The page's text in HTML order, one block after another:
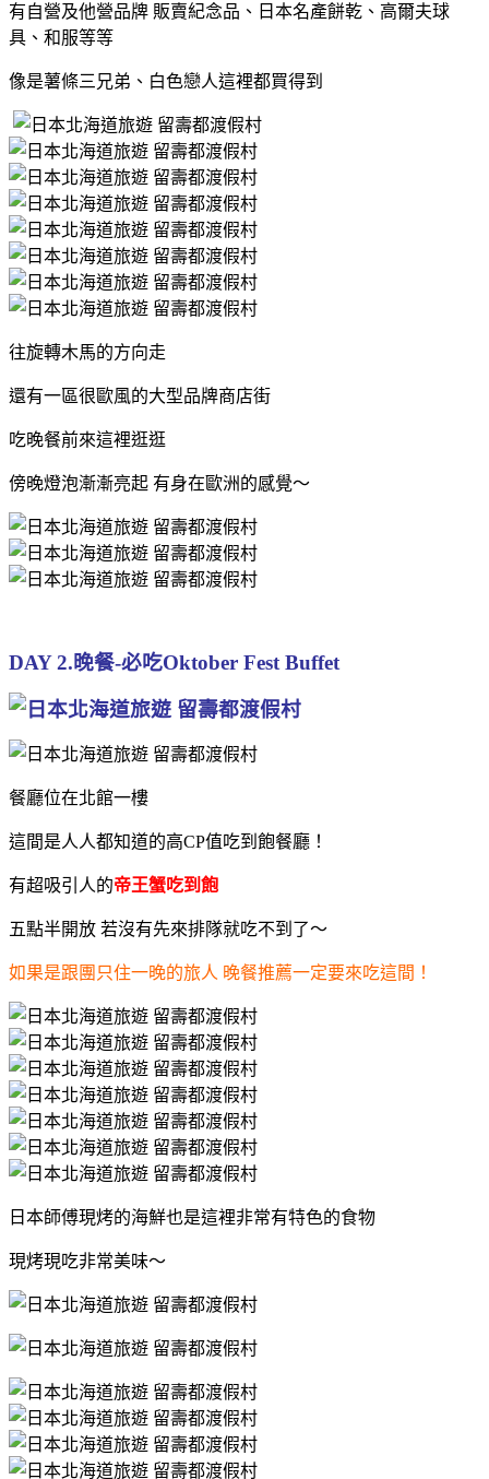
有自營及他營品牌 販賣紀念品、日本名產餅乾、高爾夫球
具、和服等等
像是薯條三兄弟、白色戀人這裡都買得到
往旋轉木馬的方向走
還有一區很歐風的大型品牌商店街
吃晚餐前來這裡逛逛
傍晚燈泡漸漸亮起 有身在歐洲的感覺～
DAY 2.晚餐-必吃Oktober Fest Buffet
餐廳位在北館一樓
這間是人人都知道的高CP值吃到飽餐廳！
有超吸引人的帝王蟹吃到飽
五點半開放 若沒有先來排隊就吃不到了～
如果是跟團只住一晚的旅人 晚餐推薦一定要來吃這間！
日本師傅現烤的海鮮也是這裡非常有特色的食物
現烤現吃非常美味～